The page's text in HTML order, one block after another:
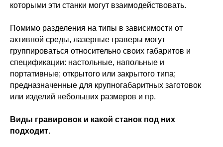
которыми эти станки могут взаимодействовать.
Помимо разделения на типы в зависимости от
активной среды, лазерные граверы могут
группироваться относительно своих габаритов и
спецификации: настольные, напольные и
портативные; открытого или закрытого типа;
предназначенные для крупногабаритных заготовок
или изделий небольших размеров и пр.
Виды гравировок и какой станок под них
подходит.